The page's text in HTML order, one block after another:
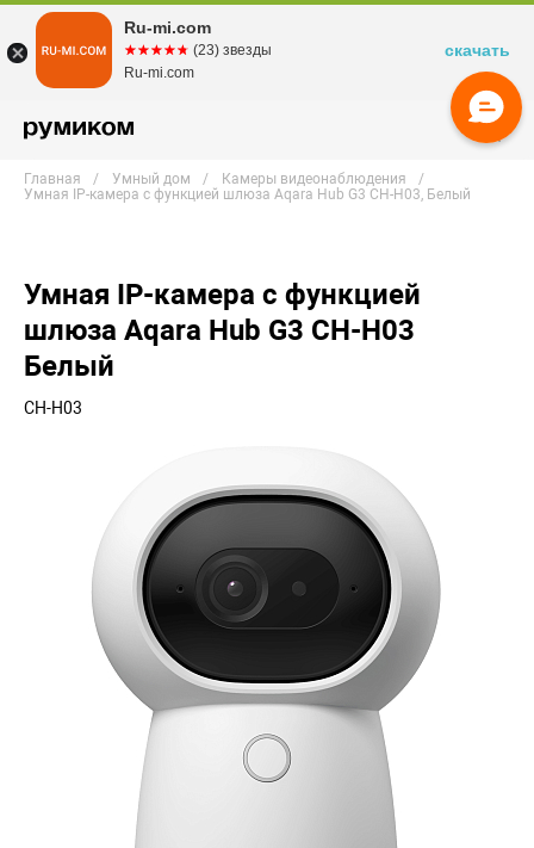
Главная Умный дом
Камеры видеонаблюдения
Умная IP-камера с функцией шлюза Aqara Hub G3 CH-H03, Белый
Умная IP-камера с функцией
шлюза Aqara Hub G3 CH-H03
Белый
CH-H03
Ru-mi.com
☆☆☆☆☆
★★★★★ (23) звезды
Ru-mi.com
скачать